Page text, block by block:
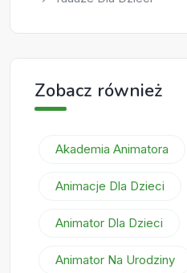
Zobacz również
Akademia Animatora
Animacje Dla Dzieci
Animator Dla Dzieci
Animator Na Urodziny